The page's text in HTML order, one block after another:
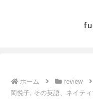
ホーム review
岡悦子, その英語、ネイテ